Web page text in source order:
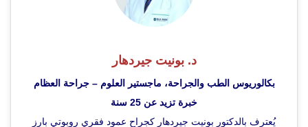
د. بونيت جيردهار
بكالوريوس الطب والجراحة، ماجستير العلوم – جراحة العظام
خبرة تزيد عن 25 سنة
يُعترف بالدكتور بونيت جيردهار كجراح عمود فقري روبوتي بارز